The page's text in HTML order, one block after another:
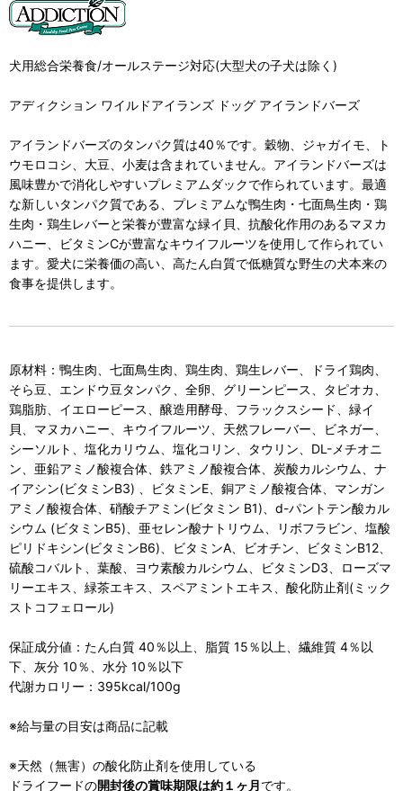
犬用総合栄養食/オールステージ対応(大型犬の子犬は除く)
アディクション ワイルドアイランズ ドッグ アイランドバーズ
アイランドバーズのタンパク質は40％です。穀物、ジャガイモ、ト
ウモロコシ、大豆、小麦は含まれていません。アイランドバーズは
風味豊かで消化しやすいプレミアムダックで作られています。最適
な新しいタンパク質である、プレミアムな鴨生肉・七面鳥生肉・鶏
生肉・鶏生レバーと栄養が豊富な緑イ貝、抗酸化作用のあるマヌカ
ハニー、ビタミンCが豊富なキウイフルーツを使用して作られてい
ます。愛犬に栄養価の高い、高たん白質で低糖質な野生の犬本来の
食事を提供します。
原材料：鴨生肉、七面鳥生肉、鶏生肉、鶏生レバー、ドライ鶏肉、
そら豆、エンドウ豆タンパク、全卵、グリーンピース、タピオカ、
鶏脂肪、イエローピース、醸造用酵母、フラックスシード、緑イ
貝、マヌカハニー、キウイフルーツ、天然フレーバー、ビネガー、
シーソルト、塩化カリウム、塩化コリン、タウリン、DL-メチオニ
ン、亜鉛アミノ酸複合体、鉄アミノ酸複合体、炭酸カルシウム、ナ
イアシン(ビタミンB3) 、ビタミンE、銅アミノ酸複合体、マンガン
アミノ酸複合体、硝酸チアミン(ビタミン B1)、d-パントテン酸カル
シウム (ビタミンB5)、亜セレン酸ナトリウム、リボフラビン、塩酸
ピリドキシン(ビタミンB6)、ビタミンA、ビオチン、ビタミンB12、
硫酸コバルト、葉酸、ヨウ素酸カルシウム、ビタミンD3、ローズマ
リーエキス、緑茶エキス、スペアミントエキス、酸化防止剤(ミック
ストコフェロール)
保証成分値：たん白質 40％以上、脂質 15％以上、繊維質 4％以
下、灰分 10％、水分 10％以下
代謝カロリー：395kcal/100g
※給与量の目安は商品に記載
※天然（無害）の酸化防止剤を使用している
ドライフードの開封後の賞味期限は約１ヶ月です。